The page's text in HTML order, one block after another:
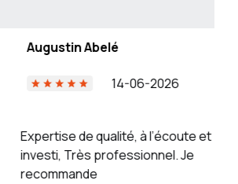
Abelé
14-06-2026
de qualité, à l’écoute et
Très professionnel. Je